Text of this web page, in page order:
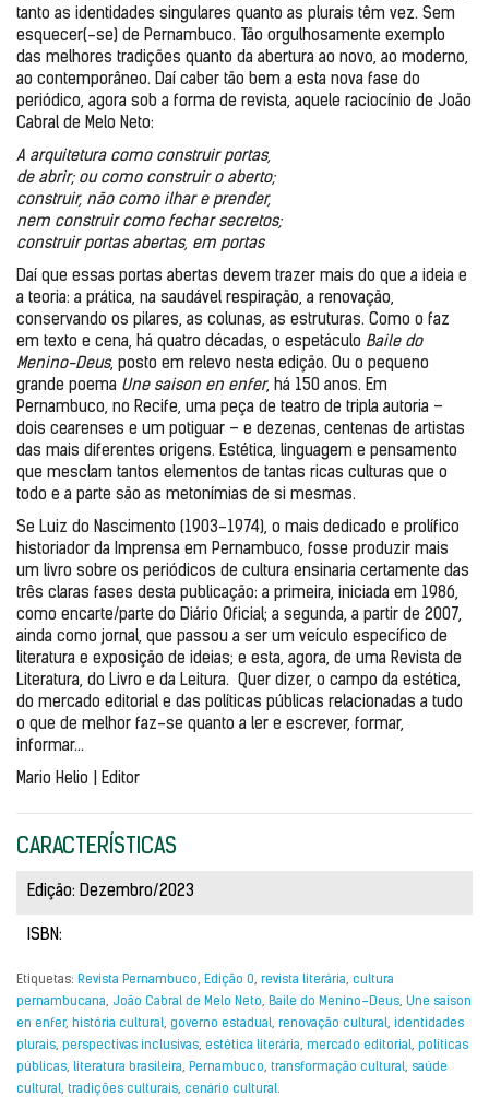
tanto as identidades singulares quanto as plurais têm vez. Sem
esquecer(-se) de Pernambuco. Tão orgulhosamente exemplo
das melhores tradições quanto da abertura ao novo, ao moderno,
ao contemporâneo. Daí caber tão bem a esta nova fase do
periódico, agora sob a forma de revista, aquele raciocínio de João
Cabral de Melo Neto:
A arquitetura como construir portas,
de abrir; ou como construir o aberto;
construir, não como ilhar e prender,
nem construir como fechar secretos;
construir portas abertas, em portas
Daí que essas portas abertas devem trazer mais do que a ideia e
a teoria: a prática, na saudável respiração, a renovação,
conservando os pilares, as colunas, as estruturas. Como o faz
em texto e cena, há quatro décadas, o espetáculo Baile do
Menino-Deus, posto em relevo nesta edição. Ou o pequeno
grande poema Une saison en enfer, há 150 anos. Em
Pernambuco, no Recife, uma peça de teatro de tripla autoria –
dois cearenses e um potiguar – e dezenas, centenas de artistas
das mais diferentes origens. Estética, linguagem e pensamento
que mesclam tantos elementos de tantas ricas culturas que o
todo e a parte são as metonímias de si mesmas.
Se Luiz do Nascimento (1903-1974), o mais dedicado e prolífico
historiador da Imprensa em Pernambuco, fosse produzir mais
um livro sobre os periódicos de cultura ensinaria certamente das
três claras fases desta publicação: a primeira, iniciada em 1986,
como encarte/parte do Diário Oficial; a segunda, a partir de 2007,
ainda como jornal, que passou a ser um veículo específico de
literatura e exposição de ideias; e esta, agora, de uma Revista de
Literatura, do Livro e da Leitura.  Quer dizer, o campo da estética,
do mercado editorial e das políticas públicas relacionadas a tudo
o que de melhor faz-se quanto a ler e escrever, formar,
informar...
Mario Helio | Editor
CARACTERÍSTICAS
Edição: Dezembro/2023
ISBN:
Etiquetas: Revista Pernambuco, Edição 0, revista literária, cultura
pernambucana, João Cabral de Melo Neto, Baile do Menino-Deus, Une saison
en enfer, história cultural, governo estadual, renovação cultural, identidades
plurais, perspectivas inclusivas, estética literária, mercado editorial, políticas
públicas, literatura brasileira, Pernambuco, transformação cultural, saúde
cultural, tradições culturais, cenário cultural.